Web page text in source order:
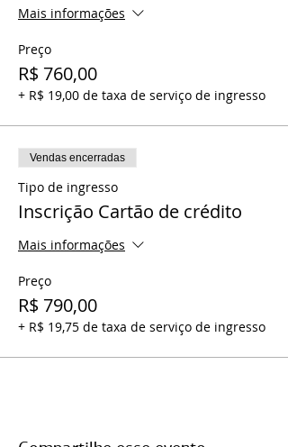
Mais informações
Preço
R$ 760,00
+ R$ 19,00 de taxa de serviço de ingresso
Vendas encerradas
Tipo de ingresso
Inscrição Cartão de crédito
Mais informações
Preço
R$ 790,00
+ R$ 19,75 de taxa de serviço de ingresso